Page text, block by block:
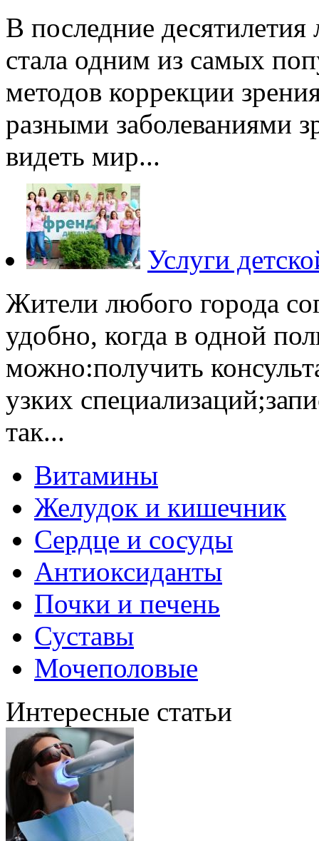
В последние десятилетия
стала одним из самых
методов коррекции
разными заболеваниями
видеть мир...
Услуги
Жители любого города
удобно, когда в одной
можно:получить
узких
так...
Витамины
Желудок и кишечник
Сердце и сосуды
Антиоксиданты
Почки и печень
Суставы
Мочеполовые
Интересные статьи